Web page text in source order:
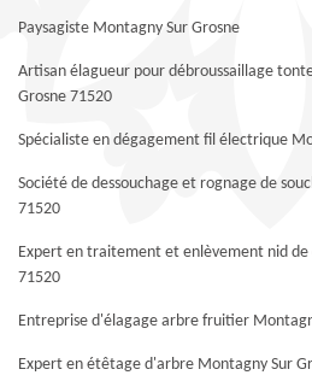
Paysagiste Montagny Sur Grosne
Artisan élagueur pour débroussaillage
Grosne 71520
Spécialiste en dégagement fil électrique
Société de dessouchage et rognage de
71520
Expert en traitement et enlèvement nid de
71520
Entreprise d'élagage arbre fruitier
Expert en étêtage d'arbre Montagny Sur